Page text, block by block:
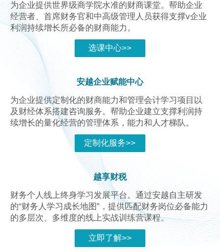
为企业提供世界级商学院水准的财商课堂。帮助企业
经营者、首席财务官和中高级管理人员获得支撑v企业
利润持续增长所必备的财商能力。
选课中心>>
安越企业赋能中心
为企业提供定制化的财商能力和管理会计学习项目以
及财经体系搭建咨询服务。帮助企业建立支撑利润持
续增长的量化经营的管理体系，能力和人才梯队。
定制化服务>>
越享财税
财务个人线上终身学习发展平台。通过安越自主研发
的“财务人学习成长地图”，提供匹配财务岗位必备能力
的多层次、多维度的线上实战训练营课程。
立即了解>>